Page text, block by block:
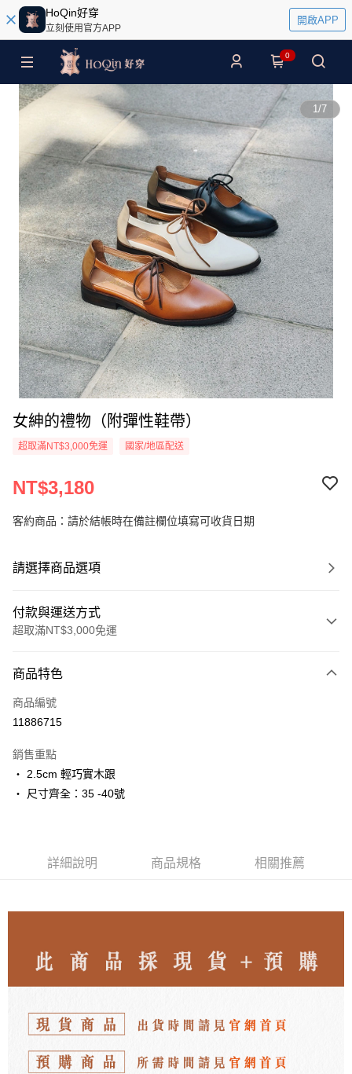
HoQin好穿
立刻使用官方APP
開啟APP
0
1/7
女紳的禮物（附彈性鞋帶）
超取滿NT$3,000免運 國家/地區配送
NT$3,180
客約商品：請於結帳時在備註欄位填寫可收貨日期
請選擇商品選項
付款與運送方式
超取滿NT$3,000免運
信用卡一次付款
LINE Pay
街口支付
悠遊付
運送方式
每筆NT$80，滿NT$3,000(含以上)免運費
每筆NT$80，滿NT$3,000(含以上)免運費
每筆NT$80，滿NT$3,000(含以上)免運費
每筆NT$100，滿NT$3,000(含以上)免運費
商品特色
商品編號
11886715
銷售重點
・ 2.5cm 輕巧實木跟
・ 尺寸齊全：35 -40號
詳細說明 商品規格 相關推薦